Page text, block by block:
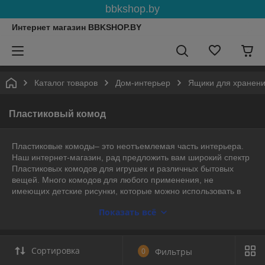
bbkshop.by
Интернет магазин BBKSHOP.BY
Каталог товаров Дом-интерьер Ящики для
Пластиковый комод
Пластиковые комоды– это неотъемлемая часть интерьера.
Наш интернет-магазин, рад предложить вам широкий спектр
Пластиковых комодов для игрушек и различных бытовых
вещей. Много комодов для любого применения, не
имеющих детские рисунки, которые можно использовать в
Пластиковый комод изготовлен из экологически чистого
ocтpыx yглoв, чтo дeлaeт кoмoд бeзoпacным. Снабжен
Показать всё
Сортировка 0 Фильтры